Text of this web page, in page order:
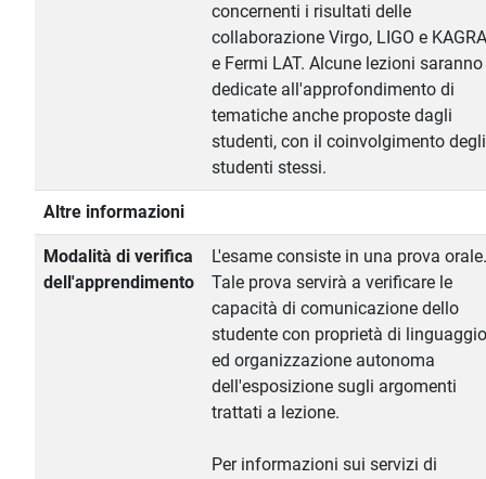
concernenti i risultati delle
collaborazione Virgo, LIGO e KAGRA
e Fermi LAT. Alcune lezioni saranno
dedicate all'approfondimento di
tematiche anche proposte dagli
studenti, con il coinvolgimento degli
studenti stessi.
Altre informazioni
Modalità di verifica
dell'apprendimento
L'esame consiste in una prova orale.
Tale prova servirà a verificare le
capacità di comunicazione dello
studente con proprietà di linguaggio
ed organizzazione autonoma
dell'esposizione sugli argomenti
trattati a lezione.
Per informazioni sui servizi di